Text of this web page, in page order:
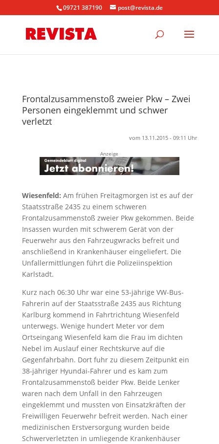
09721 387190 post@revista.de
Frontalzusammenstoß zweier Pkw – Zwei
Personen eingeklemmt und schwer
verletzt
vom 13.11.2015 - 09:11 Uhr
Anzeige
Wiesenfeld: Am frühen Freitagmorgen ist es auf der
Staatsstraße 2435 zu einem schweren
Frontalzusammenstoß zweier Pkw gekommen. Beide
Insassen wurden mit schwerem Gerät von der
Feuerwehr aus den Fahrzeugwracks befreit und
anschließend in Krankenhäuser eingeliefert. Die
Unfallermittlungen führt die Polizeiinspektion
Karlstadt.
Kurz nach 06:30 Uhr war eine 53-jährige VW-Bus-
Fahrerin auf der Staatsstraße 2435 aus Richtung
Karlburg kommend in Fahrtrichtung Wiesenfeld
unterwegs. Wenige hundert Meter vor dem
Ortseingang Wiesenfeld kam die Frau im dichten
Nebel im Auslauf einer Rechtskurve auf die
Gegenfahrbahn. Dort fuhr zu diesem Zeitpunkt ein
38-jähriger Hyundai-Fahrer und es kam zum
Frontalzusammenstoß beider Pkw. Beide Lenker
waren nach dem Unfall in den Fahrzeugen
eingeklemmt und mussten von Einsatzkräften der
Freiwilligen Feuerwehr befreit werden. Nach einer
medizinischen Erstversorgung wurden beide
Schwerverletzten in umliegende Krankenhäuser